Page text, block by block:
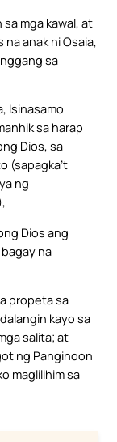
sa mga kawal, at
anak ni Osaia,
sa
Isinasamo
sa harap
Dios, sa
(sapagka’t
ng
Dios ang
na
propeta sa
kayo sa
salita; at
ng Panginoon
maglilihim sa